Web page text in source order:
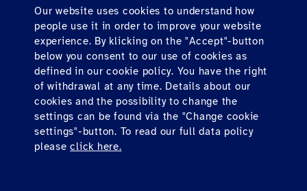
Our website uses cookies to understand how
people use it in order to improve your website
experience. By klicking on the "Accept"-button
below you consent to our use of cookies as
defined in our cookie policy. You have the right
of withdrawal at any time. Details about our
cookies and the possibility to change the
settings can be found via the "Change cookie
settings"-button. To read our full data policy
pleaseclick here.
Contact
Téléchargements
Find us here